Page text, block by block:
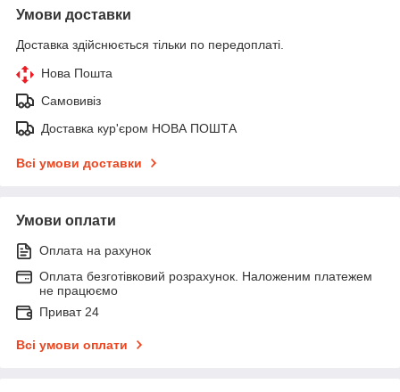
Умови доставки
Доставка здійснюється тільки по передоплаті.
Нова Пошта
Самовивіз
Доставка кур'єром НОВА ПОШТА
Всі умови доставки
Умови оплати
Оплата на рахунок
Оплата безготівковий розрахунок. Наложеним платежем
не працюємо
Приват 24
Всі умови оплати